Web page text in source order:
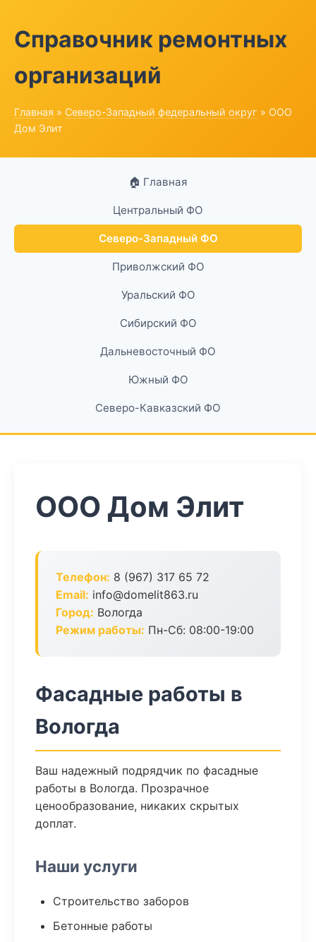
Справочник ремонтных
организаций
Главная » Северо-Западный федеральный округ » ООО
Дом Элит
🏠 Главная
Центральный ФО
Северо-Западный ФО
Приволжский ФО
Уральский ФО
Сибирский ФО
Дальневосточный ФО
Южный ФО
Северо-Кавказский ФО
ООО Дом Элит
Телефон: 8 (967) 317 65 72
Email: info@domelit863.ru
Город: Вологда
Режим работы: Пн-Сб: 08:00-19:00
Фасадные работы в
Вологда
Ваш надежный подрядчик по фасадные
работы в Вологда. Прозрачное
ценообразование, никаких скрытых
доплат.
Наши услуги
Строительство заборов
Бетонные работы